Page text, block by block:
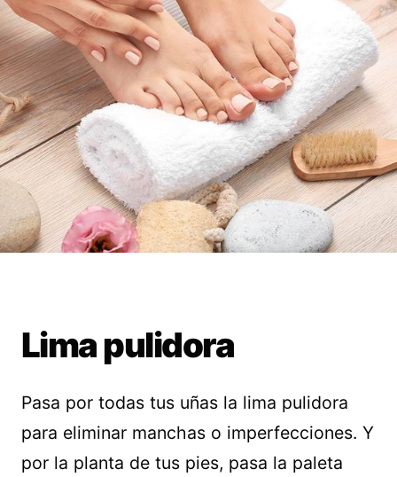
Lima pulidora
Pasa por todas tus uñas la lima pulidora
para eliminar manchas o imperfecciones. Y
por la planta de tus pies, pasa la paleta